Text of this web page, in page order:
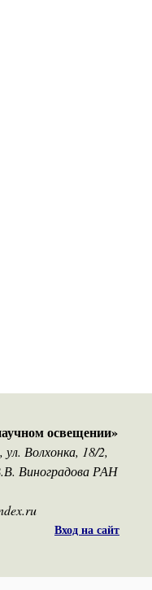
освещении»
Волхонка, 18/2,
Виноградова РАН
Вход на сайт